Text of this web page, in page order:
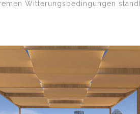
Witterungsbedingungen